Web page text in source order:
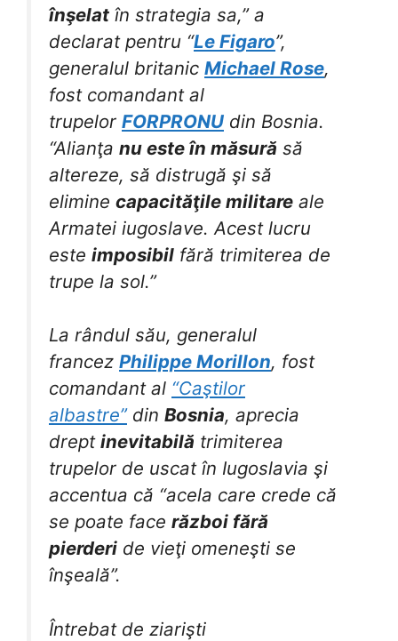
înşelat în strategia sa,” a
declarat pentru “Le Figaro”,
generalul britanic Michael Rose,
fost comandant al
trupelor FORPRONU din Bosnia.
“Alianţa nu este în măsură să
altereze, să distrugă şi să
elimine capacităţile militare ale
Armatei iugoslave. Acest lucru
este imposibil fără trimiterea de
trupe la sol.”
La rândul său, generalul
francez Philippe Morillon, fost
comandant al “Caştilor
albastre”din Bosnia, aprecia
drept inevitabilă trimiterea
trupelor de uscat în Iugoslavia şi
accentua că “acela care crede că
se poate face război fără
pierderi de vieţi omeneşti se
înşeală”.
Întrebat de ziarişti